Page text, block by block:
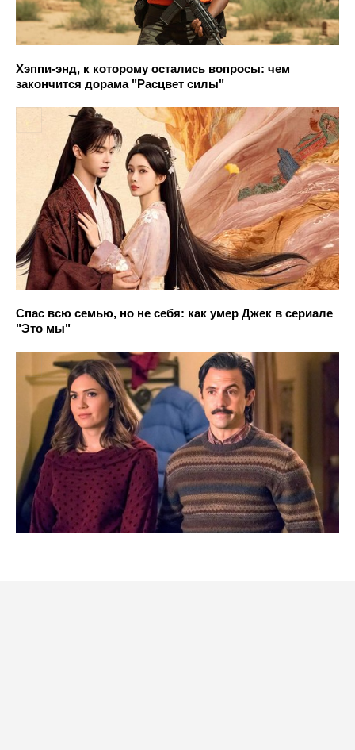
Хэппи-энд, к которому остались вопросы: чем
закончится дорама "Расцвет силы"
Спас всю семью, но не себя: как умер Джек в сериале
"Это мы"